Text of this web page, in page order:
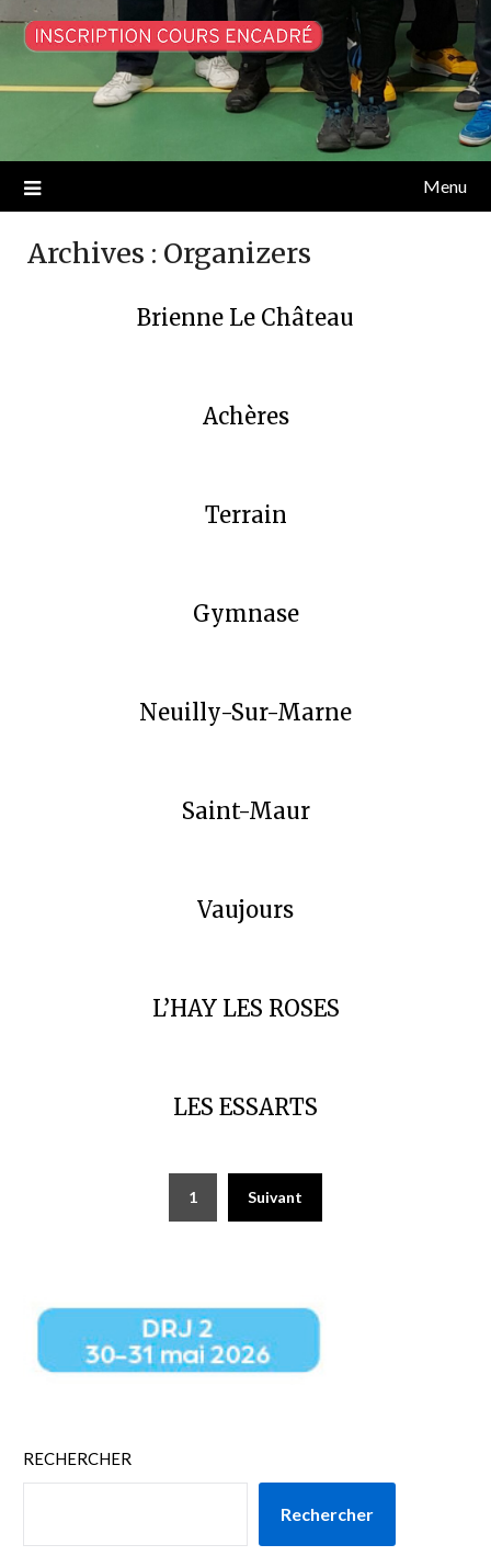
Menu
Archives : Organizers
Brienne Le Château
Achères
Terrain
Gymnase
Neuilly-Sur-Marne
Saint-Maur
Vaujours
L’HAY LES ROSES
LES ESSARTS
1 Suivant
RECHERCHER
Rechercher